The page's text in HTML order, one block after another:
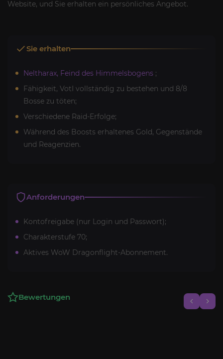
Website, und Sie erhalten ein persönliches Angebot.
Sie erhalten
Neltharax, Feind des Himmelsbogens ;
Fähigkeit, VotI vollständig zu bestehen und 8/8
Bosse zu töten;
Verschiedene Raid-Erfolge;
Während des Boosts erhaltenes Gold, Gegenstände
und Reagenzien.
Anforderungen
Kontofreigabe (nur Login und Passwort);
Charakterstufe 70;
Aktives WoW Dragonflight-Abonnement.
Bewertungen